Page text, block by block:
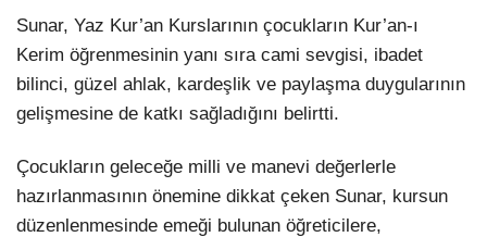
Sunar, Yaz Kur’an Kurslarının çocukların Kur’an-ı
Kerim öğrenmesinin yanı sıra cami sevgisi, ibadet
bilinci, güzel ahlak, kardeşlik ve paylaşma duygularının
gelişmesine de katkı sağladığını belirtti.
Çocukların geleceğe milli ve manevi değerlerle
hazırlanmasının önemine dikkat çeken Sunar, kursun
düzenlenmesinde emeği bulunan öğreticilere,